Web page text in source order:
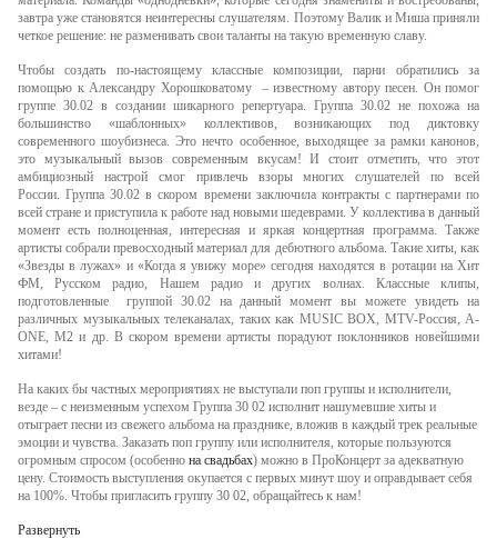
завтра уже становятся неинтересны слушателям. Поэтому Валик и Миша приняли
четкое решение: не разменивать свои таланты на такую временную славу.
Чтобы создать по-настоящему классные композиции, парни обратились за
помощью к Александру Хорошковатому – известному автору песен. Он помог
группе 30.02 в создании шикарного репертуара. Группа 30.02 не похожа на
большинство «шаблонных» коллективов, возникающих под диктовку
современного шоубизнеса. Это нечто особенное, выходящее за рамки канонов,
это музыкальный вызов современным вкусам! И стоит отметить, что этот
амбициозный настрой смог привлечь взоры многих слушателей по всей
России. Группа 30.02 в скором времени заключила контракты с партнерами по
всей стране и приступила к работе над новыми шедеврами. У коллектива в данный
момент есть полноценная, интересная и яркая концертная программа. Также
артисты собрали превосходный материал для дебютного альбома. Такие хиты, как
«Звезды в лужах» и «Когда я увижу море» сегодня находятся в ротации на Хит
ФМ, Русском радио, Нашем радио и других волнах. Классные клипы,
подготовленные группой 30.02 на данный момент вы можете увидеть на
различных музыкальных телеканалах, таких как MUSIC BOX, MTV-Россия, A-
ONE, М2 и др. В скором времени артисты порадуют поклонников новейшими
хитами!
На каких бы частных мероприятиях не выступали поп группы и исполнители,
везде – с неизменным успехом Группа 30 02 исполнит нашумевшие хиты и
отыграет песни из свежего альбома на празднике, вложив в каждый трек реальные
эмоции и чувства. Заказать поп группу или исполнителя, которые пользуются
огромным спросом (особенно на свадьбах) можно в ПроКонцерт за адекватную
цену. Стоимость выступления окупается с первых минут шоу и оправдывает себя
на 100%. Чтобы пригласить группу 30 02, обращайтесь к нам!
Развернуть